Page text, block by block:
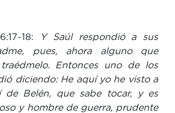
18:
Y Saúl respondió a sus
pues, ahora alguno que
Entonces uno de los
diciendo: He aquí yo he visto a
de Belén, que sabe tocar, y es
y hombre de guerra, prudente